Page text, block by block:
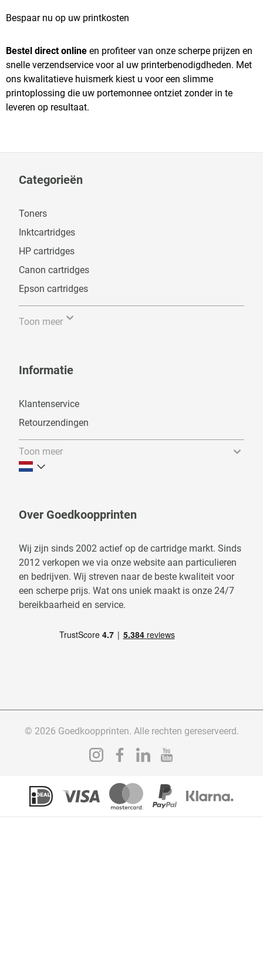
Bespaar nu op uw printkosten
Bestel direct online en profiteer van onze scherpe prijzen en
snelle verzendservice voor al uw printerbenodigdheden. Met
ons kwalitatieve huismerk kiest u voor een slimme
printoplossing die uw portemonnee ontziet zonder in te
leveren op resultaat.
Categorieën
Toners
Inktcartridges
HP cartridges
Canon cartridges
Epson cartridges
Toon meer
Informatie
Klantenservice
Retourzendingen
Toon meer
Over Goedkoopprinten
Wij zijn sinds 2002 actief op de cartridge markt. Sinds
2012 verkopen we via onze website aan particulieren
en bedrijven. Wij streven naar de beste kwaliteit voor
een scherpe prijs. Wat ons uniek maakt is onze 24/7
bereikbaarheid en service.
© 2026 Goedkoopprinten. Alle rechten gereserveerd.